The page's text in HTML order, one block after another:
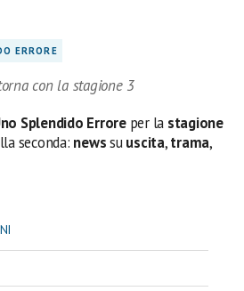
ERRORE
con la stagione 3
Splendido Erroreper la stagione
seconda: newssuuscita,trama,